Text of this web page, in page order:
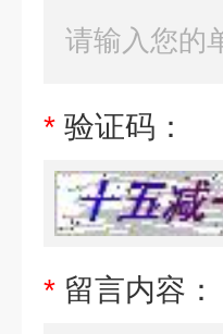
* 验证码：
* 留言内容：